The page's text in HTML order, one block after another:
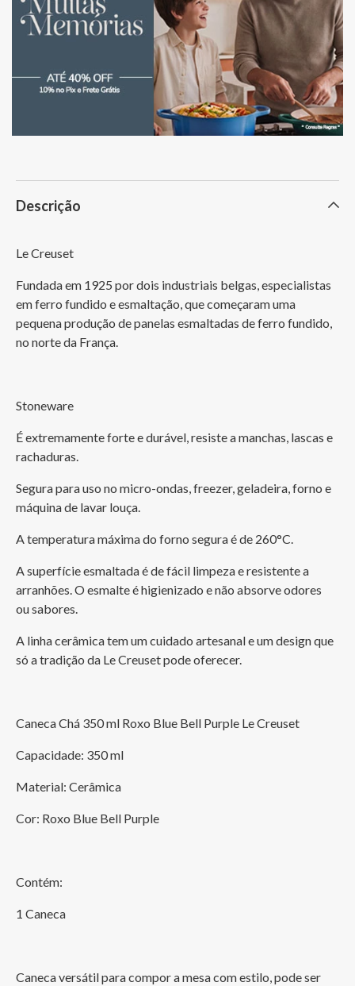
Descrição
Le Creuset
Fundada em 1925 por dois industriais belgas, especialistas
em ferro fundido e esmaltação, que começaram uma
pequena produção de panelas esmaltadas de ferro fundido,
no norte da França.
Stoneware
É extremamente forte e durável, resiste a manchas, lascas e
rachaduras.
Segura para uso no micro-ondas, freezer, geladeira, forno e
máquina de lavar louça.
A temperatura máxima do forno segura é de 260°C.
A superfície esmaltada é de fácil limpeza e resistente a
arranhões. O esmalte é higienizado e não absorve odores
ou sabores.
A linha cerâmica tem um cuidado artesanal e um design que
só a tradição da Le Creuset pode oferecer.
Caneca Chá 350 ml Roxo Blue Bell Purple Le Creuset
Capacidade: 350 ml
Material: Cerâmica
Cor: Roxo Blue Bell Purple
Contém:
1 Caneca
Caneca versátil para compor a mesa com estilo, pode ser